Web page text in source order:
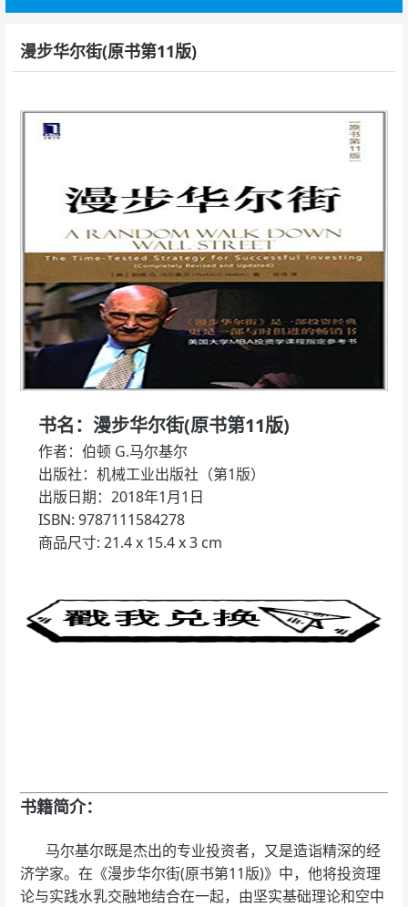
漫步华尔街(原书第11版)
书名：漫步华尔街(原书第11版)
作者：伯顿 G.马尔基尔
出版社：机械工业出版社（第1版）
出版日期：2018年1月1日
ISBN: 9787111584278
商品尺寸: 21.4 x 15.4 x 3 cm
书籍简介：
马尔基尔既是杰出的专业投资者，又是造诣精深的经
济学家。在《漫步华尔街(原书第11版)》中，他将投资理
论与实践水乳交融地结合在一起，由坚实基础理论和空中